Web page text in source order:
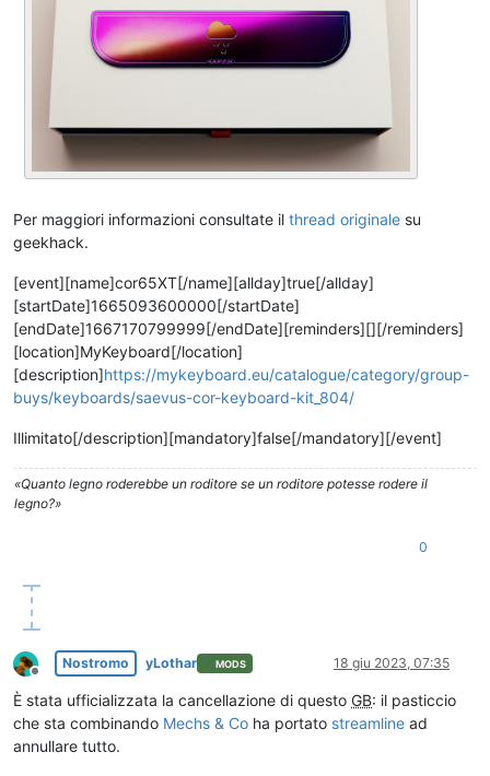
Per maggiori informazioni consultate il thread originale su
geekhack.
[event][name]cor65XT[/name][allday]true[/allday]
[startDate]1665093600000[/startDate]
[endDate]1667170799999[/endDate][reminders][][/reminders]
[location]MyKeyboard[/location]
[description]https://mykeyboard.eu/catalogue/category/group-
buys/keyboards/saevus-cor-keyboard-kit_804/
Illimitato[/description][mandatory]false[/mandatory][/event]
«Quanto legno roderebbe un roditore se un roditore potesse rodere il
legno?»
0
Non in linea
Nostromo yLothar MODS 18 giu 2023, 07:35
È stata ufficializzata la cancellazione di questo GB: il pasticcio
che sta combinando Mechs & Co ha portato streamline ad
annullare tutto.